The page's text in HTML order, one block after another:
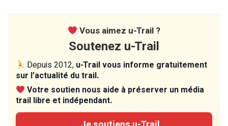
Vous aimez u-Trail ?
Soutenez u-Trail
Depuis 2012, u-Trail vous informe gratuitement
sur l’actualité du trail.
Votre soutien nous aide à préserver un média
trail libre et indépendant.